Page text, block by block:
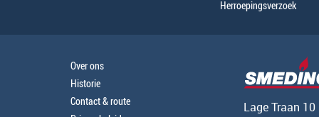
Herroepingsverzoek
Over ons
Historie
Contact & route
Lage Traan 10